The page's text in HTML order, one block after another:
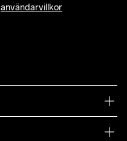
användarvillkor